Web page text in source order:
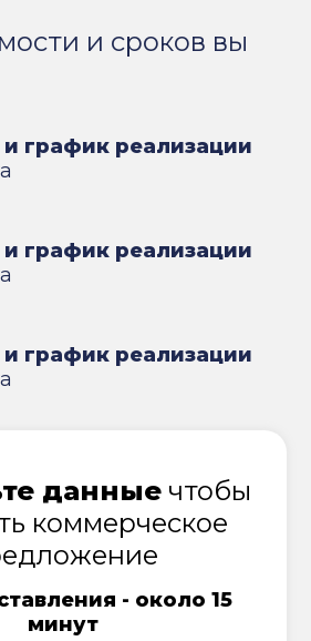
и сроков вы
график реализации
график реализации
график реализации
данныечтобы
коммерческое
- около 15
минут